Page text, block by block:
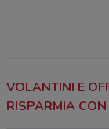
VOLANTINI E
RISPARMIA